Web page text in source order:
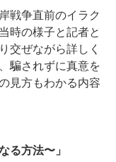
戦争直前のイラク
時の様子と記者と
交ぜながら詳しく
騙されずに真意を
見方もわかる内容
る方法〜」